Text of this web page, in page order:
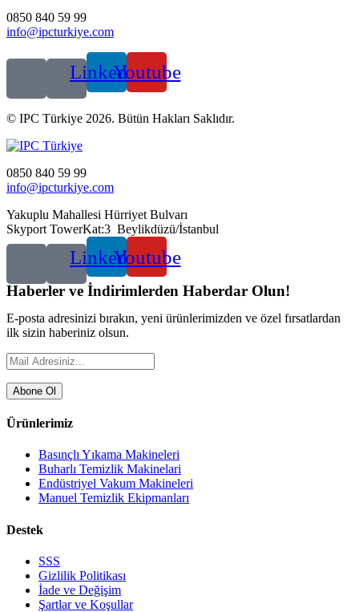
0850 840 59 99
info@ipcturkiye.com
LinkedinYoutube
© IPC Türkiye 2026. Bütün Hakları Saklıdır.
0850 840 59 99
info@ipcturkiye.com
Yakuplu Mahallesi Hürriyet Bulvarı
Skyport TowerKat:3 Beylikdüzü/İstanbul
LinkedinYoutube
Haberler ve İndirimlerden Haberdar Olun!
E-posta adresinizi bırakın, yeni ürünlerimizden ve özel fırsatlardan
ilk sizin haberiniz olsun.
Abone Ol
Ürünlerimiz
Basınçlı Yıkama Makineleri
Buharlı Temizlik Makinelari
Endüstriyel Vakum Makineleri
Manuel Temizlik Ekipmanları
Destek
SSS
Gizlilik Politikası
İade ve Değişim
Şartlar ve Koşullar